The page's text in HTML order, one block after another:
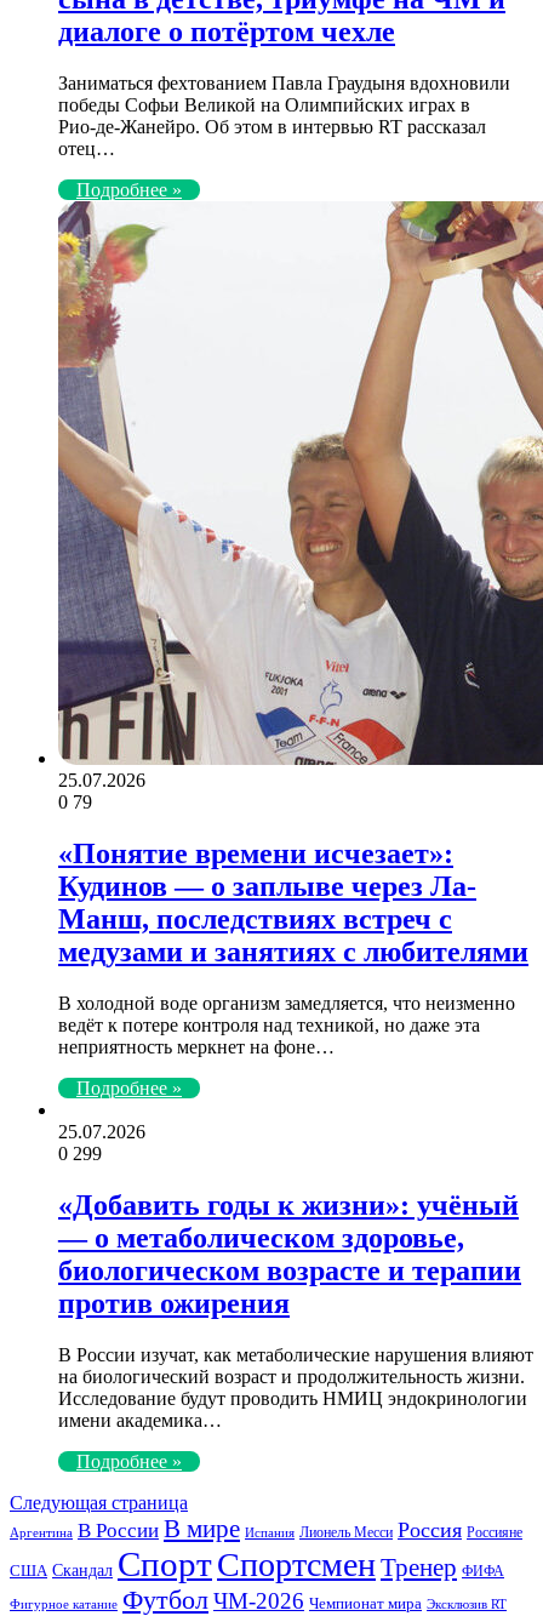
диалоге о потёртом чехле
Заниматься фехтованием Павла Граудыня вдохновили
победы Софьи Великой на Олимпийских играх в
Рио‑де‑Жанейро. Об этом в интервью RT рассказал
отец…
Подробнее »
25.07.2026
0 79
«Понятие времени исчезает»:
Кудинов — о заплыве через Ла-
Манш, последствиях встреч с
медузами и занятиях с любителями
В холодной воде организм замедляется, что неизменно
ведёт к потере контроля над техникой, но даже эта
неприятность меркнет на фоне…
Подробнее »
25.07.2026
0 299
«Добавить годы к жизни»: учёный
— о метаболическом здоровье,
биологическом возрасте и терапии
против ожирения
В России изучат, как метаболические нарушения влияют
на биологический возраст и продолжительность жизни.
Исследование будут проводить НМИЦ эндокринологии
имени академика…
Подробнее »
Следующая страница
Аргентина В России В мире Испания Лионель Месси Россия Россияне
США Скандал СпортСпортсменТренер ФИФА
Фигурное катание ФутболЧМ-2026 Чемпионат мира Эксклюзив RT